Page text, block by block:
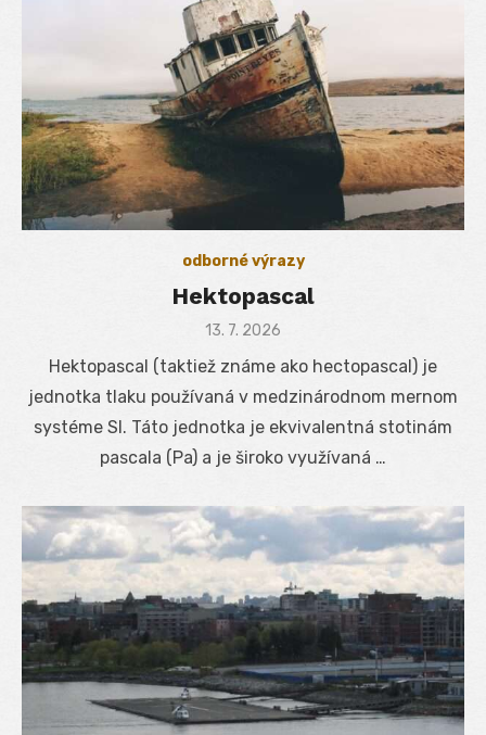
odborné výrazy
Hektopascal
Posted
13. 7. 2026
Hektopascal (taktiež známe ako hectopascal) je
jednotka tlaku používaná v medzinárodnom mernom
systéme SI. Táto jednotka je ekvivalentná stotinám
pascala (Pa) a je široko využívaná …